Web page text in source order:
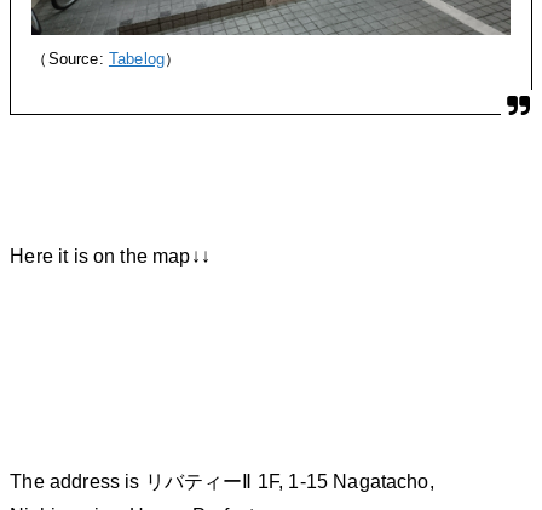
（Source: Tabelog）
Here it is on the map↓↓
The address is リバティーⅡ 1F, 1-15 Nagatacho,